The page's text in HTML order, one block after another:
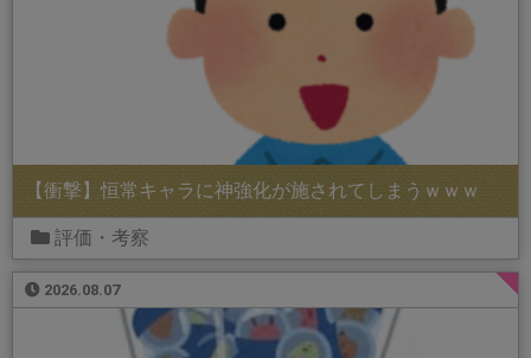
【衝撃】恒常キャラに神強化が施されてしまうｗｗｗ
評価・考察
2026.08.07